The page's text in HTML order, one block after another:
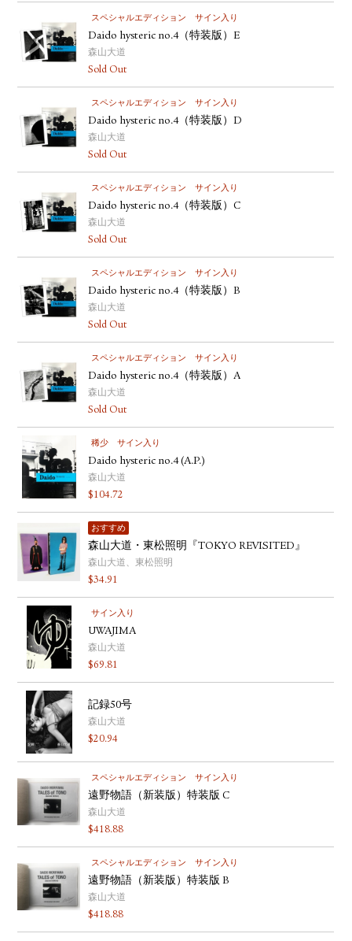
スペシャルエディション サイン入り
Daido hysteric no.4（特装版）E
森山大道
Sold Out
スペシャルエディション サイン入り
Daido hysteric no.4（特装版）D
森山大道
Sold Out
スペシャルエディション サイン入り
Daido hysteric no.4（特装版）C
森山大道
Sold Out
スペシャルエディション サイン入り
Daido hysteric no.4（特装版）B
森山大道
Sold Out
スペシャルエディション サイン入り
Daido hysteric no.4（特装版）A
森山大道
Sold Out
稀少 サイン入り
Daido hysteric no.4 (A.P.)
森山大道
$104.72
おすすめ
森山大道・東松照明『TOKYO REVISITED』
森山大道、東松照明
$34.91
サイン入り
UWAJIMA
森山大道
$69.81
記録50号
森山大道
$20.94
スペシャルエディション サイン入り
遠野物語（新装版）特装版 C
森山大道
$418.88
スペシャルエディション サイン入り
遠野物語（新装版）特装版 B
森山大道
$418.88